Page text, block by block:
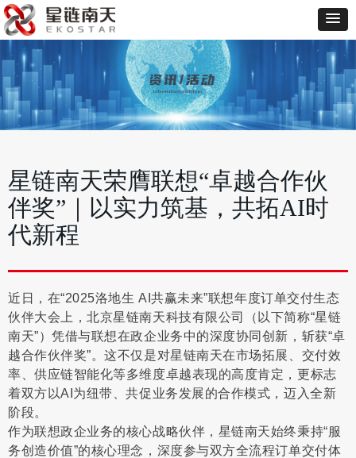
星链南天荣膺联想“卓越合作伙
伴奖”｜以实力筑基，共拓AI时
代新程
近日，在“2025洛地生AI共赢未来”联想年度订单交付生态
伙伴大会上，北京星链南天科技有限公司（以下简称“星链
南天”）凭借与联想在政企业务中的深度协同创新，斩获“卓
越合作伙伴奖”。这不仅是对星链南天在市场拓展、交付效
率、供应链智能化等多维度卓越表现的高度肯定，更标志
着双方以AI 为纽带、共促业务发展的合作模式，迈入全新
阶段。
作为联想政企业务的核心战略伙伴，星链南天始终秉持“服
务创造价值”的核心理念，深度参与双方全流程订单交付体